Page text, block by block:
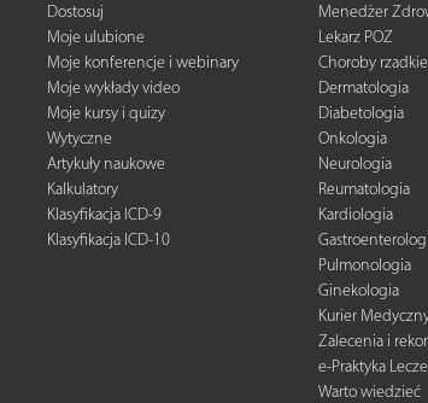
Dostosuj
Moje ulubione
Moje konferencje i webinary
Moje wykłady video
Moje kursy i quizy
Wytyczne
Artykuły naukowe
Kalkulatory
Klasyfikacja ICD-9
Klasyfikacja ICD-10
Menedżer
Lekarz POZ
Choroby rzadkie
Dermatologia
Diabetologia
Onkologia
Neurologia
Reumatologia
Kardiologia
Pulmonologia
Ginekologia
Kurier
Zalecenia i
e-Praktyka
Warto wiedzieć